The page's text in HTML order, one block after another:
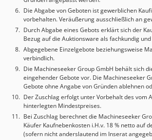
montierten Werkzeugen, Handbuch,
Schaltplänen.
Die Abgabe von Geboten ist gewerblichen
vorbehalten. Veräußerung ausschließlich an
Durch Abgabe eines Gebots erklärt sich der
Bezug auf die Auktionsware als fachkundig
Abgegebene Einzelgebote beziehungsweise
verbindlich.
Die Machineseeker Group GmbH behält sich
eingehender Gebote vor. Die Machineseeker
Gebote ohne Angabe von Gründen ablehnen
Der Zuschlag erfolgt unter Vorbehalt des vom
hinterlegten Mindestpreises.
Bei Zuschlag berechnet die Machineseeker
Käufer Kaufnebenkosten i.H.v. 18 % netto auf
(sofern nicht anderslautend im Inserat